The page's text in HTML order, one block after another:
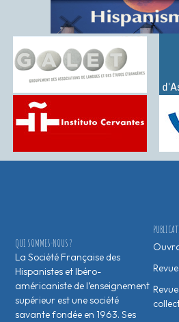
QUI SOMMES-NOUS ?
La Société Française des
Hispanistes et Ibéro-
américaniste de l’enseignement
supérieur est une société
savante fondée en 1963. Ses